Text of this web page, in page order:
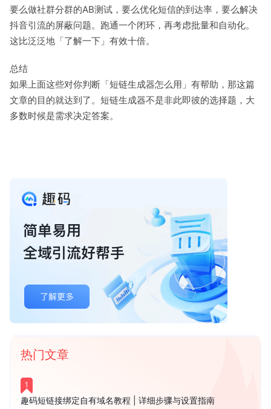
要么做社群分群的AB测试，要么优化短信的到达率，要么解决
抖音引流的屏蔽问题。跑通一个闭环，再考虑批量和自动化。
这比泛泛地「了解一下」有效十倍。
总结
如果上面这些对你判断「短链生成器怎么用」有帮助，那这篇
文章的目的就达到了。短链生成器不是非此即彼的选择题，大
多数时候是需求决定答案。
热门文章
1
趣码短链接绑定自有域名教程 | 详细步骤与设置指南